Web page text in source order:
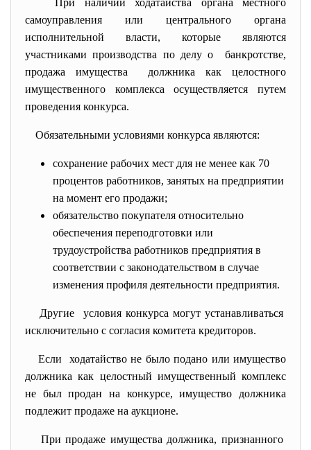
При наличии ходатайства органа местного
самоуправления или центрального органа
исполнительной власти, которые являются
участниками производства по делу о банкротстве,
продажа имущества должника как целостного
имущественного комплекса осуществляется путем
проведения конкурса.
Обязательными условиями конкурса являются:
сохранение рабочих мест для не менее как 70
процентов работников, занятых на предприятии
на момент его продажи;
обязательство покупателя относительно
обеспечения переподготовки или
трудоустройства работников предприятия в
соответствии с законодательством в случае
изменения профиля деятельности предприятия.
Другие условия конкурса могут устанавливаться
исключительно с согласия комитета кредиторов.
Если ходатайство не было подано или имущество
должника как целостный имущественный комплекс
не был продан на конкурсе, имущество должника
подлежит продаже на аукционе.
При продаже имущества должника, признанного